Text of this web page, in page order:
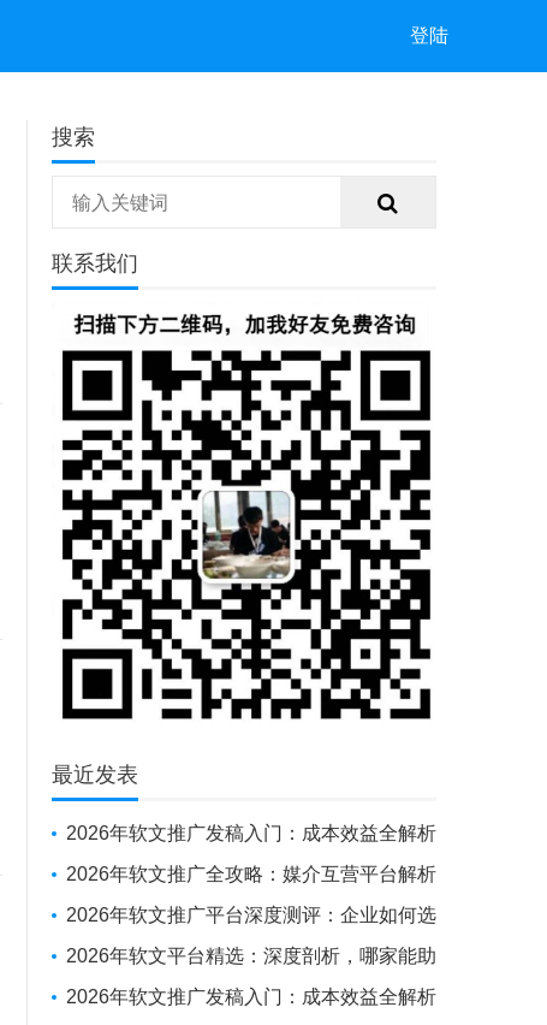
登陆
搜索
联系我们
最近发表
2026年软文推广发稿入门：成本效益全解析
与新手操作指南
2026年软文推广全攻略：媒介互营平台解析
+避坑实战经验
2026年软文推广平台深度测评：企业如何选
对“伙伴”，实现品牌曝光与SEO优化的双重突
围
2026年软文平台精选：深度剖析，哪家能助
力企业抢占传播制高点？
2026年软文推广发稿入门：成本效益全解析